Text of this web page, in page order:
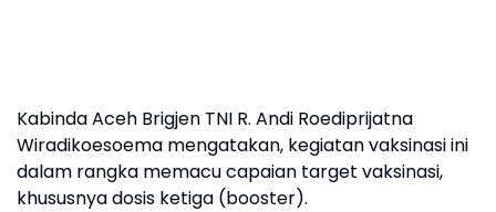
Kabinda Aceh Brigjen TNI R. Andi Roediprijatna
Wiradikoesoema mengatakan, kegiatan vaksinasi ini
dalam rangka memacu capaian target vaksinasi,
khususnya dosis ketiga (booster).